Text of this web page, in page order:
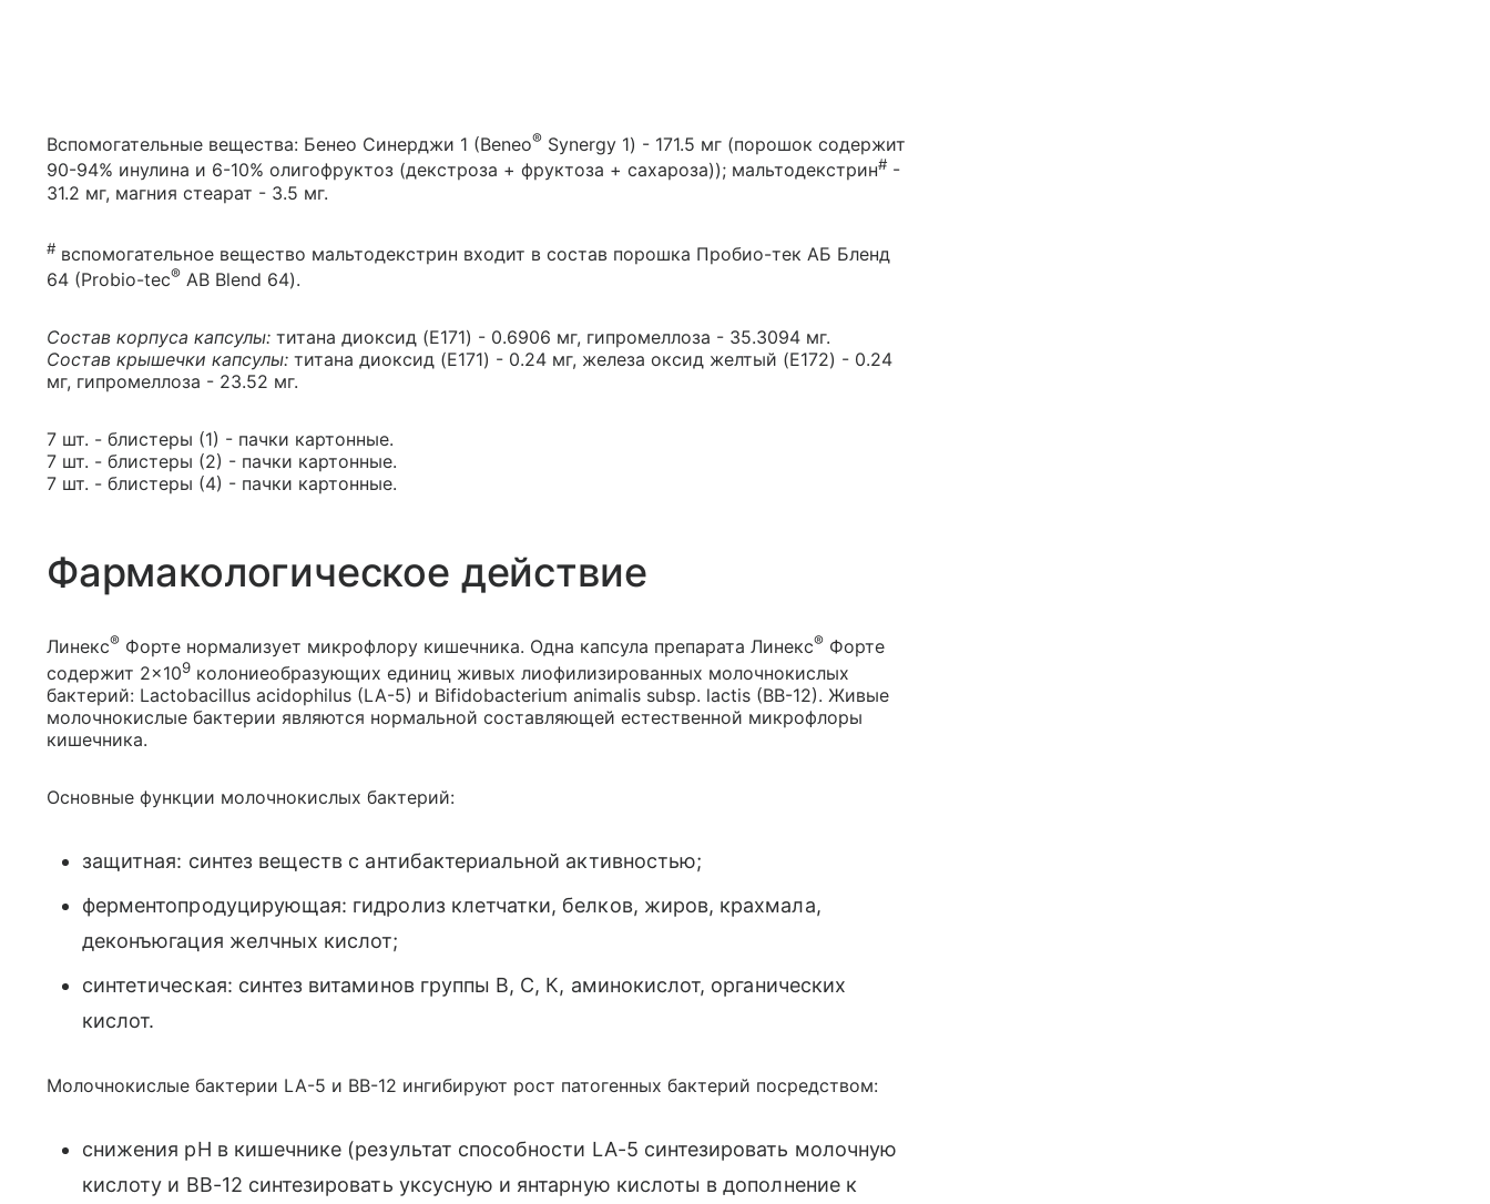
Вспомогательные вещества: Бенео Синерджи 1 (Beneo® Synergy 1) - 171.5 мг (порошок содержит
90-94% инулина и 6-10% олигофруктоз (декстроза + фруктоза + сахароза)); мальтодекстрин# -
31.2 мг, магния стеарат - 3.5 мг.
# вспомогательное вещество мальтодекстрин входит в состав порошка Пробио-тек АБ Бленд
64 (Probio-tec® AB Blend 64).
Состав корпуса капсулы: титана диоксид (E171) - 0.6906 мг, гипромеллоза - 35.3094 мг.
Состав крышечки капсулы: титана диоксид (E171) - 0.24 мг, железа оксид желтый (E172) - 0.24
мг, гипромеллоза - 23.52 мг.
7 шт. - блистеры (1) - пачки картонные.
7 шт. - блистеры (2) - пачки картонные.
7 шт. - блистеры (4) - пачки картонные.
Фармакологическое действие
Линекс® Форте нормализует микрофлору кишечника. Одна капсула препарата Линекс® Форте
содержит 2×109 колониеобразующих единиц живых лиофилизированных молочнокислых
бактерий: Lactobacillus acidophilus (LA-5) и Bifidobacterium animalis subsp. lactis (BB-12). Живые
молочнокислые бактерии являются нормальной составляющей естественной микрофлоры
кишечника.
Основные функции молочнокислых бактерий:
защитная: синтез веществ с антибактериальной активностью;
ферментопродуцирующая: гидролиз клетчатки, белков, жиров, крахмала,
деконъюгация желчных кислот;
синтетическая: синтез витаминов группы В, С, К, аминокислот, органических
кислот.
Молочнокислые бактерии LA-5 и ВВ-12 ингибируют рост патогенных бактерий посредством:
снижения рН в кишечнике (результат способности LA-5 синтезировать молочную
кислоту и ВВ-12 синтезировать уксусную и янтарную кислоты в дополнение к